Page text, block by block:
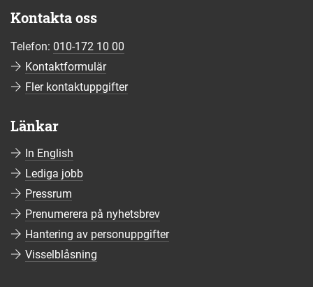
Kontakta oss
Telefon: 010-172 10 00
Kontaktformulär
Fler kontaktuppgifter
Länkar
In English
Lediga jobb
Pressrum
Prenumerera på nyhetsbrev
Hantering av personuppgifter
Visselblåsning